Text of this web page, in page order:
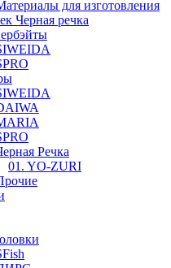
для изготовления
Черная речка
Речка
01. YO-ZURI